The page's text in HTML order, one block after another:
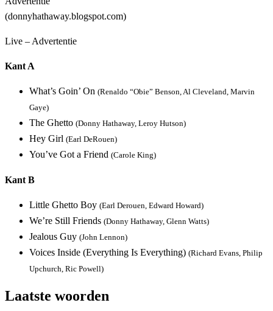
Live – Advertentie
Kant A
What’s Goin’ On (Renaldo “Obie” Benson, Al Cleveland, Marvin
Gaye)
The Ghetto (Donny Hathaway, Leroy Hutson)
Hey Girl (Earl DeRouen)
You’ve Got a Friend (Carole King)
Kant B
Little Ghetto Boy (Earl Derouen, Edward Howard)
We’re Still Friends (Donny Hathaway, Glenn Watts)
Jealous Guy (John Lennon)
Voices Inside (Everything Is Everything) (Richard Evans, Philip
Upchurch, Ric Powell)
Laatste woorden